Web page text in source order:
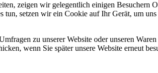
zeigen wir gelegentlich einigen
setzen wir ein Cookie auf Ihr Gerät, um
zu unserer Website oder unseren
wenn Sie später unsere Website erneut